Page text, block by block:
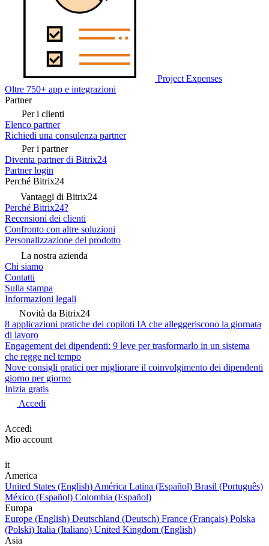
Project Expenses
Oltre 750+ app e integrazioni
Partner
Per i clienti
Elenco partner
Richiedi una consulenza partner
Per i partner
Diventa partner di Bitrix24
Partner login
Perché Bitrix24
Vantaggi di Bitrix24
Perché Bitrix24?
Recensioni dei clienti
Confronto con altre soluzioni
Personalizzazione del prodotto
La nostra azienda
Chi siamo
Contatti
Sulla stampa
Informazioni legali
Novità da Bitrix24
8 applicazioni pratiche dei copiloti IA che alleggeriscono la giornata
di lavoro
Engagement dei dipendenti: 9 leve per trasformarlo in un sistema
che regge nel tempo
Nove consigli pratici per migliorare il coinvolgimento dei dipendenti
giorno per giorno
Inizia gratis
Accedi
Accedi
Mio account
it
America
United States (English) América Latina (Español) Brasil (Português)
México (Español) Colombia (Español)
Europa
Europe (English) Deutschland (Deutsch) France (Français) Polska
(Polski) Italia (Italiano) United Kingdom (English)
Asia